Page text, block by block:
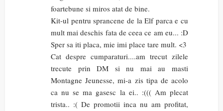
foartebune si miros atat de bine.
Kit-ul pentru sprancene de la Elf parca e cu
mult mai deschis fata de ceea ce am eu... :D
Sper sa iti placa, mie imi place tare mult. <3
Cat despre cumparaturi....am trecut zilele
trecute prin DM si nu mai au masti
Montagne Jeunesse, mi-a zis tipa de acolo
ca nu se ma gasesc la ei.. :((( Am plecat
trista.. :( De promotii inca nu am profitat,